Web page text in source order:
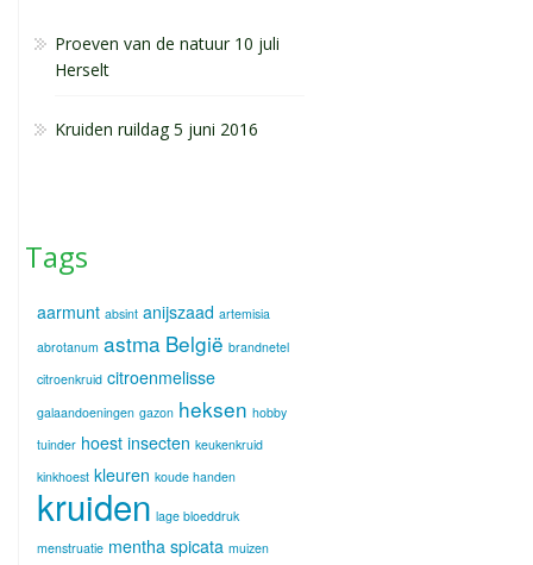
Proeven van de natuur 10 juli
Herselt
Kruiden ruildag 5 juni 2016
Tags
aarmunt absint anijszaad artemisia
abrotanum astma België brandnetel
citroenkruid citroenmelisse
galaandoeningen gazon heksen hobby
tuinder hoest insecten keukenkruid
kinkhoest kleuren koude handen
kruiden lage bloeddruk
menstruatie mentha spicata muizen